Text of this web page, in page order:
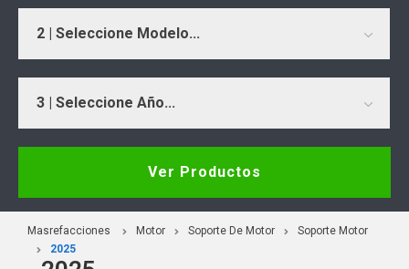
2 | Seleccione Modelo...
3 | Seleccione Año...
Ver Productos
Masrefacciones Motor Soporte De Motor
Soporte Motor
2025